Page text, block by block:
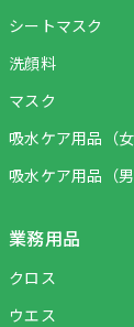
シートマスク
洗顔料
マスク
吸水ケア用品（女
吸水ケア用品（男
業務用品
クロス
ウエス